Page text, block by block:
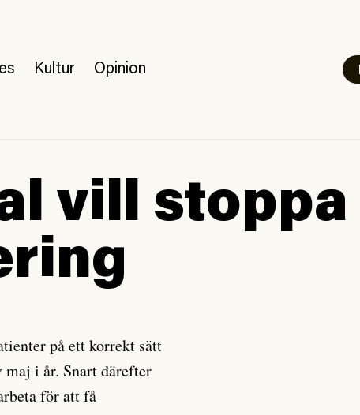
Kultur Opinion
vill stoppa
på ett korrekt sätt
i år. Snart därefter
för att få